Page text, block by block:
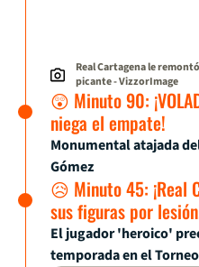
Real Cartagena le
picante- VizzorImage
😲 Minuto 90:
niega el empate!
Monumental atajada
Gómez
😥 Minuto 45: ¡Real
sus figuras por
El jugador 'heroico'
temporada en el Torneo